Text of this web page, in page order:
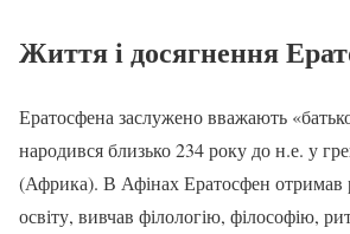
Життя і досягнення
Ератосфена заслужено вважають
народився близько 234 року до н.е. у
(Африка). В Афінах Ератосфен отримав
освіту, вивчав філологію, філософію,